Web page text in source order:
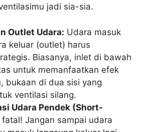
jadi sia-sia.
Outlet Udara: Udara masuk
keluar (outlet) harus
Biasanya, inlet di bawah
untuk memanfaatkan efek
bukaan di dua sisi yang
ventilasi silang.
Udara Pendek (Short-
fatal! Jangan sampai udara